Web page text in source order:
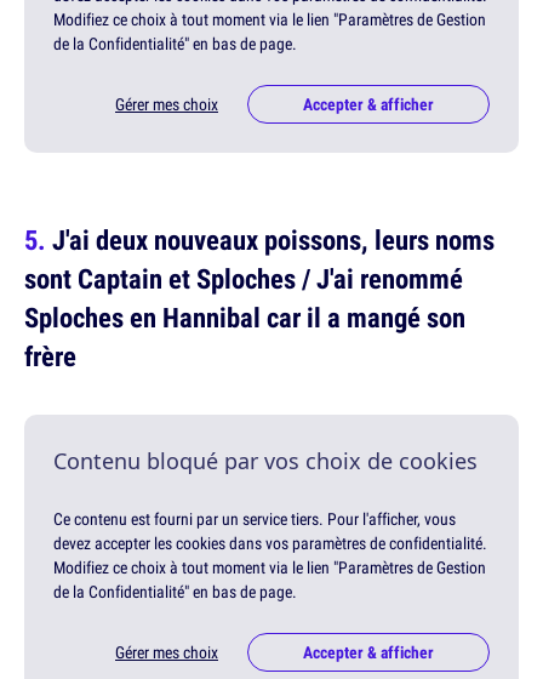
Modifiez ce choix à tout moment via le lien "Paramètres de Gestion
de la Confidentialité" en bas de page.
Gérer mes choix Accepter & afficher
J'ai deux nouveaux poissons, leurs noms
sont Captain et Sploches / J'ai renommé
Sploches en Hannibal car il a mangé son
frère
Contenu bloqué par vos choix de cookies
Ce contenu est fourni par un service tiers. Pour l'afficher, vous
devez accepter les cookies dans vos paramètres de confidentialité.
Modifiez ce choix à tout moment via le lien "Paramètres de Gestion
de la Confidentialité" en bas de page.
Gérer mes choix Accepter & afficher